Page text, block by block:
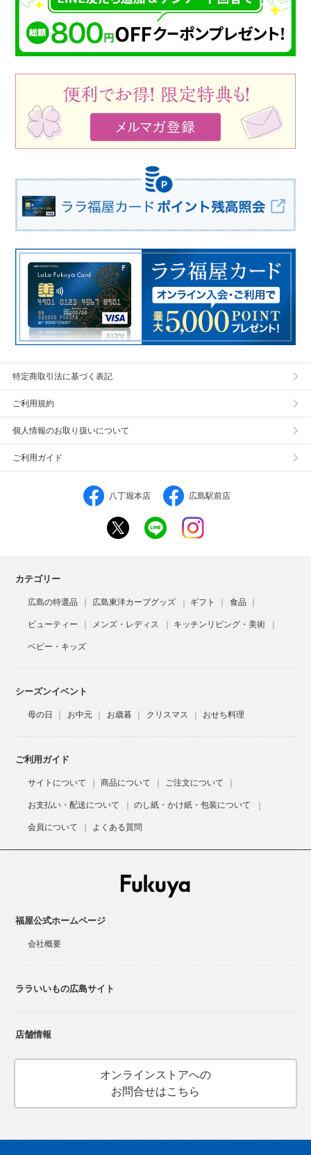
特定商取引法に基づく表記
ご利用規約
個人情報のお取り扱いについて
ご利用ガイド
八丁堀本店 広島駅前店
カテゴリー
広島の特選品 広島東洋カープグッズ ギフト 食品
ビューティー メンズ・レディス キッチンリビング・美術
ベビー・キッズ
シーズンイベント
母の日 お中元 お歳暮 クリスマス おせち料理
ご利用ガイド
サイトについて 商品について ご注文について
お支払い・配送について のし紙・かけ紙・包装について
会員について よくある質問
福屋公式ホームページ
会社概要
ララいいもの広島サイト
店舗情報
オンラインストアへの
お問合せはこちら